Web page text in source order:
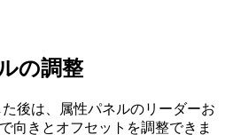
の調整
た後は、属性パネルのリーダーお
向きとオフセットを調整できま